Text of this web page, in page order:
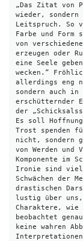
„Das Zitat von
wieder,
Leitspruch. So
Farbe und Form
von
erzeugen oder
eine Seele
wecken.“
allerdings eng
sondern auch in
erschütternder
der
Es soll
Trost spenden
nicht, sondern
von Werden
Komponente im
Ironie sind
Schwächen der
drastischen
lustig über
Charaktere, wie
beobachtet
keine wahren